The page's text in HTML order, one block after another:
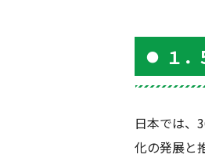
１
日本では、
化の発展と